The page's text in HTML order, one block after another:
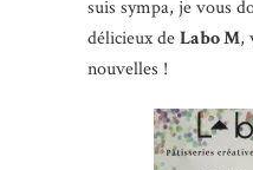
suis sympa, je vous
délicieux deLabo M,
nouvelles !